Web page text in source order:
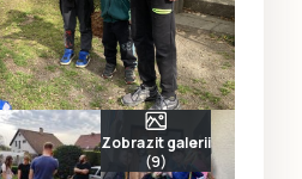
Zobrazit galerii
(9)